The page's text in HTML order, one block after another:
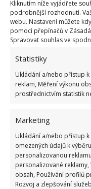
Kliknutím níže vyjádřete
podrobnější rozhodnutí.
webu. Nastavení můžete
pomocí přepínačů v
Spravovat souhlas ve
Statistiky
Ukládání a/nebo přístup
reklam, Měření výkonu
prostřednictvím statistik
Marketing
Ukládání a/nebo přístup
omezených údajů k
personalizovanou
personalizované
obsah, Používání profilů
Rozvoj a zlepšování
květiny jsou trvalky,
krásné květinové
přilákat motýly,
například bílou
modré květy.
Zdroj:Gardeners,